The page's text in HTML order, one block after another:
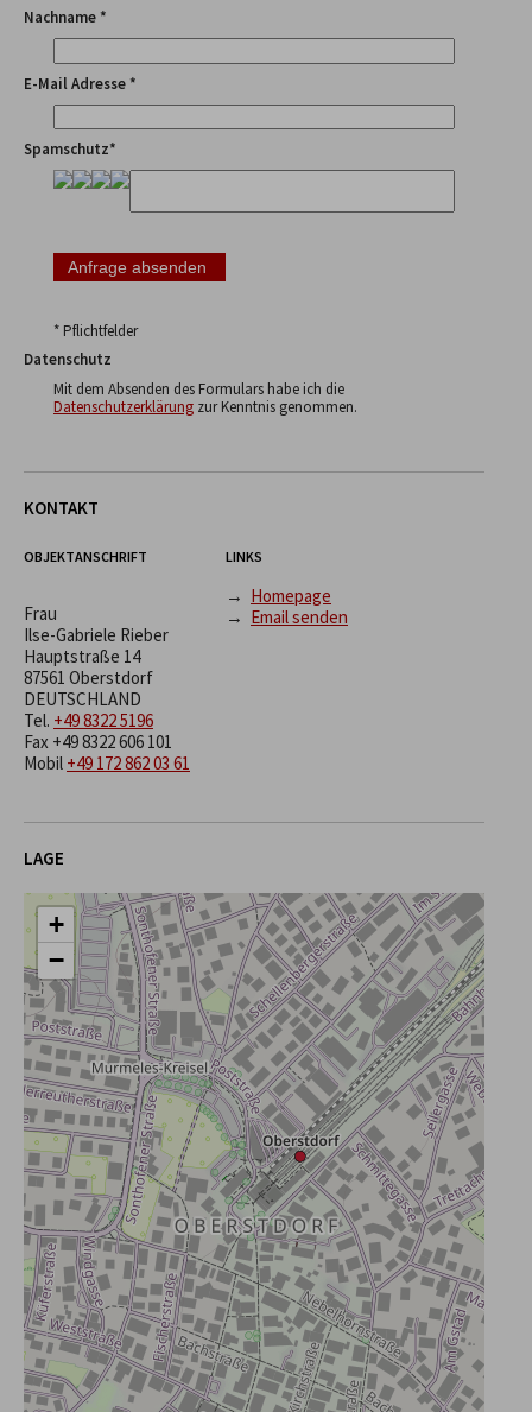
Nachname *
E-Mail Adresse *
Spamschutz*
* Pflichtfelder
Datenschutz
Mit dem Absenden des Formulars habe ich die
Datenschutzerklärung zur Kenntnis genommen.
KONTAKT
OBJEKTANSCHRIFT
Frau
Ilse-Gabriele Rieber
Hauptstraße 14
87561 Oberstdorf
DEUTSCHLAND
Tel. +49 8322 5196
Fax +49 8322 606 101
Mobil +49 172 862 03 61
LINKS
→ Homepage
→ Email senden
LAGE
+
−